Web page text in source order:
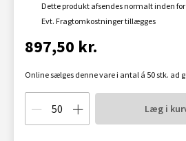
Dette produkt afsendes normalt inden
Evt. Fragtomkostninger tillægges
897,50 kr.
Online sælges denne vare i antal á 50 stk. ad
Læg i